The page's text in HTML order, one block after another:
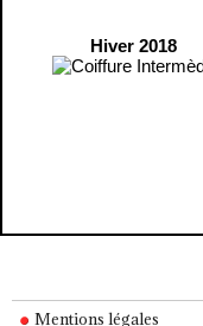
Hiver 2018
Mentions légales